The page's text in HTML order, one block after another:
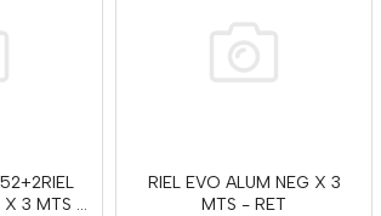
X 3 MTS -
RIEL EVO ALUM NEG X 3
MTS - RET